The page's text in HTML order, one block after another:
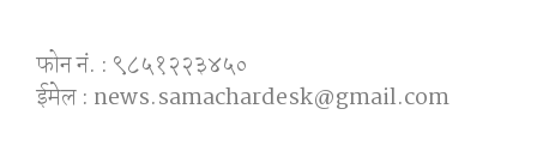
फोन नं. : ९८५१२२३४५०
ईमेल : news.samachardesk@gmail.com